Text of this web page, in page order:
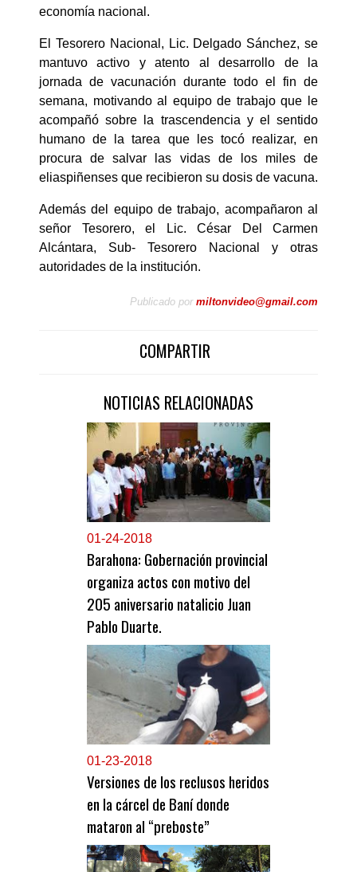
economía nacional.
El Tesorero Nacional, Lic. Delgado Sánchez, se
mantuvo activo y atento al desarrollo de la
jornada de vacunación durante todo el fin de
semana, motivando al equipo de trabajo que le
acompañó sobre la trascendencia y el sentido
humano de la tarea que les tocó realizar, en
procura de salvar las vidas de los miles de
eliaspiñenses que recibieron su dosis de vacuna.
Además del equipo de trabajo, acompañaron al
señor Tesorero, el Lic. César Del Carmen
Alcántara, Sub- Tesorero Nacional y otras
autoridades de la institución.
Publicado por miltonvideo@gmail.com
COMPARTIR
NOTICIAS RELACIONADAS
01-24-2018
Barahona: Gobernación provincial
organiza actos con motivo del
205 aniversario natalicio Juan
Pablo Duarte.
01-23-2018
Versiones de los reclusos heridos
en la cárcel de Baní donde
mataron al “preboste”